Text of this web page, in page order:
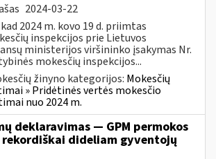
2024-03-22
2024 m. kovo 19 d. priimtas
inspekcijos prie Lietuvos
ministerijos viršininko įsakymas Nr.
mokesčių inspekcijos...
žinyno kategorijos: Mokesčių
» Pridėtinės vertės mokesčio
nuo 2024 m.
deklaravimas — GPM permokos
dideliam gyventojų